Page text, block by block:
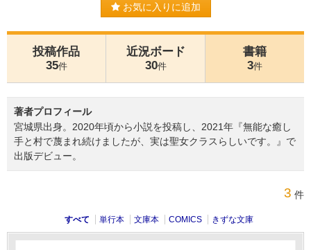
お気に入りに追加
投稿作品
35件
近況ボード
30件
書籍
3件
著者プロフィール
宮城県出身。2020年頃から小説を投稿し、2021年『無能な癒し
手と村で蔑まれ続けましたが、実は聖女クラスらしいです。』で
出版デビュー。
3 件
すべて 単行本 文庫本 COMICS きずな文庫